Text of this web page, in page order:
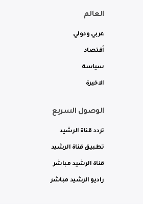
العالم
عربي ودولي
أقتصاد
سياسة
الاخيرة
الوصول السريع
تردد قناة الرشيد
تطبيق قناة الرشيد
قناة الرشيد مباشر
راديو الرشيد مباشر